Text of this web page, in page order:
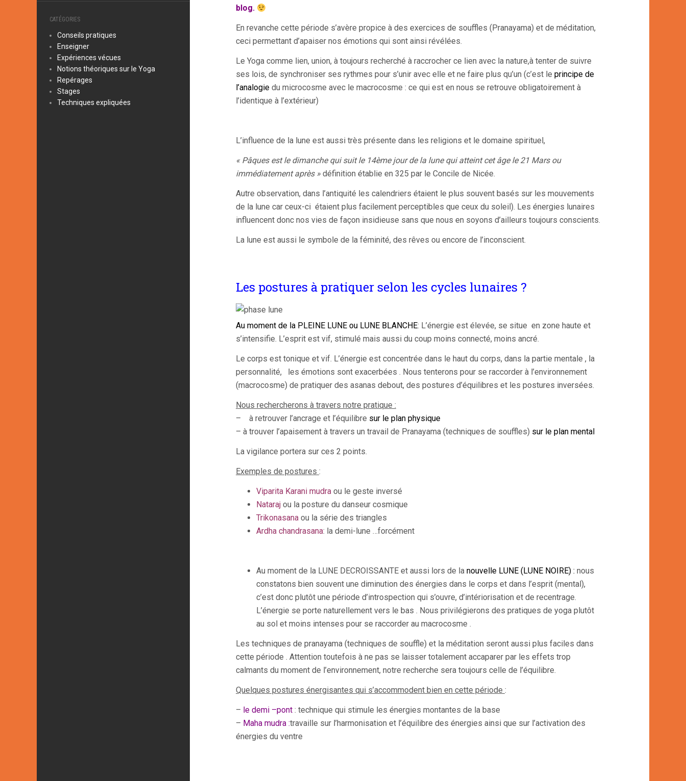
CATÉGORIES
Conseils pratiques
Enseigner
Expériences vécues
Notions théoriques sur le Yoga
Repérages
Stages
Techniques expliquées
blog.
En revanche cette période s’avère propice à des exercices de souffles (Pranayama) et de méditation,
ceci permettant d’apaiser nos émotions qui sont ainsi révélées.
Le Yoga comme lien, union, à toujours recherché à raccrocher ce lien avec la nature,à tenter de suivre
ses lois, de synchroniser ses rythmes pour s’unir avec elle et ne faire plus qu’un (c’est le principe de
l’analogie du microcosme avec le macrocosme : ce qui est en nous se retrouve obligatoirement à
l’identique à l’extérieur)
L’influence de la lune est aussi très présente dans les religions et le domaine spirituel,
« Pâques est le dimanche qui suit le 14ème jour de la lune qui atteint cet âge le 21 Mars ou
immédiatement après » définition établie en 325 par le Concile de Nicée.
Autre observation, dans l’antiquité les calendriers étaient le plus souvent basés sur les mouvements
de la lune car ceux-ci étaient plus facilement perceptibles que ceux du soleil). Les énergies lunaires
influencent donc nos vies de façon insidieuse sans que nous en soyons d’ailleurs toujours conscients.
La lune est aussi le symbole de la féminité, des rêves ou encore de l’inconscient.
Les postures à pratiquer selon les cycles lunaires ?
Au moment de la PLEINE LUNE ou LUNE BLANCHE: L’énergie est élevée, se situe en zone haute et
s’intensifie. L’esprit est vif, stimulé mais aussi du coup moins connecté, moins ancré.
Le corps est tonique et vif. L’énergie est concentrée dans le haut du corps, dans la partie mentale , la
personnalité, les émotions sont exacerbées . Nous tenterons pour se raccorder à l’environnement
(macrocosme) de pratiquer des asanas debout, des postures d’équilibres et les postures inversées.
Nous rechercherons à travers notre pratique :
– à retrouver l’ancrage et l’équilibre sur le plan physique
– à trouver l’apaisement à travers un travail de Pranayama (techniques de souffles) sur le plan mental
La vigilance portera sur ces 2 points.
Exemples de postures :
Viparita Karani mudra ou le geste inversé
Nataraj ou la posture du danseur cosmique
Trikonasana ou la série des triangles
Ardha chandrasana: la demi-lune …forcément
Au moment de la LUNE DECROISSANTE et aussi lors de la nouvelle LUNE (LUNE NOIRE) : nous
constatons bien souvent une diminution des énergies dans le corps et dans l’esprit (mental),
c’est donc plutôt une période d’introspection qui s’ouvre, d’intériorisation et de recentrage.
L’énergie se porte naturellement vers le bas . Nous privilégierons des pratiques de yoga plutôt
au sol et moins intenses pour se raccorder au macrocosme .
Les techniques de pranayama (techniques de souffle) et la méditation seront aussi plus faciles dans
cette période . Attention toutefois à ne pas se laisser totalement accaparer par les effets trop
calmants du moment de l’environnement, notre recherche sera toujours celle de l’équilibre.
Quelques postures énergisantes qui s’accommodent bien en cette période :
– le demi –pont : technique qui stimule les énergies montantes de la base
– Maha mudra :travaille sur l’harmonisation et l’équilibre des énergies ainsi que sur l’activation des
énergies du ventre